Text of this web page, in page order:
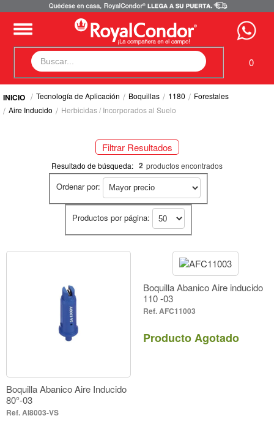
0
Fumigadoras
Tecnología de Aplicación
Zona Pecuaria
Zona Veterianaria
Tecnología de Aplicación Boquillas 1180
Forestales
Aire Inducido
Herbicidas / Incorporados al Suelo
Selecciona tus filtros
Inserto Acero Inoxidable (1)
TECNOLOGÍA DE APLICACIÓN
Producto a Aplicar / Modo de Acción
Inserto Acero Inoxidable (1)
Inserto en Cerámica (1)
Filtrar Resultados
Resultado de búsqueda: 2 productos encontrados
Ordenar por:
Productos por página:
Boquilla Abanico Aire Inducido
80°-03
AI8003-VS
Boquilla Abanico Aire inducido
110 -03
AFC11003
Producto Agotado